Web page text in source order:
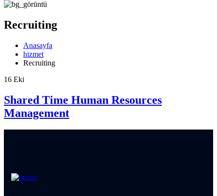
Recruiting
Anasayfa
hizmet
Recruiting
16 Eki
Shared Time Human Resources
Management